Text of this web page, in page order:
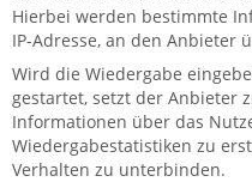
Hierbei werden bestimmte
IP-Adresse, an den Anbieter
Wird die Wiedergabe
gestartet, setzt der Anbieter
Informationen über das
Wiedergabestatistiken zu
Verhalten zu unterbinden.